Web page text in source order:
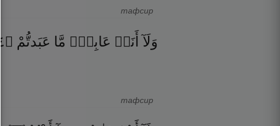
тафсир
وَلَآ أَنَا۠ عَابِدٌۭ مَّا عَبَدتُّمْ ۝٤
тафсир